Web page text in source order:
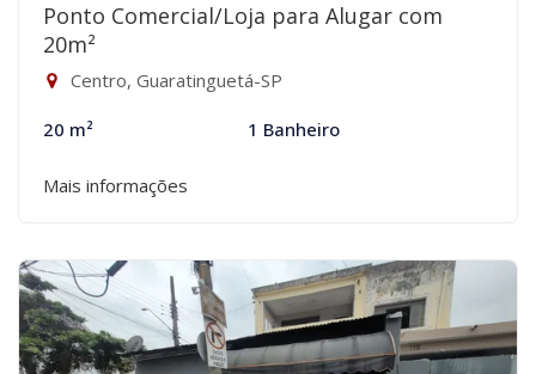
Ponto Comercial/Loja para Alugar com
20m²
Centro, Guaratinguetá-SP
20 m² 1 Banheiro
Mais informações